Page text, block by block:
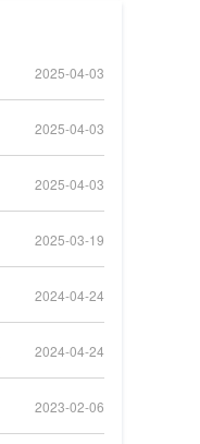
2025-04-03
2025-04-03
2025-04-03
2025-03-19
2024-04-24
2024-04-24
2023-02-06